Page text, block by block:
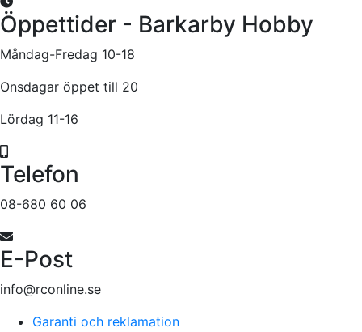
Öppettider - Barkarby Hobby
Måndag-Fredag 10-18
Onsdagar öppet till 20
Lördag 11-16
Telefon
08-680 60 06
E-Post
info@rconline.se
Garanti och reklamation